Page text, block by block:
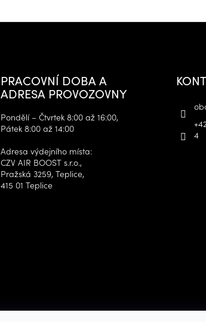
PRACOVNÍ DOBA A
ADRESA PROVOZOVNY
Pondělí – Čtvrtek 8:00 až 16:00,
Pátek 8:00 až 14:00
Adresa výdejního místa:
CZV AIR BOOST s.r.o.,
Pražská 3259, Teplice,
415 01 Teplice
4